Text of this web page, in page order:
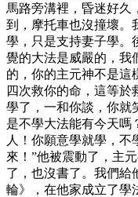
馬路旁溝裡，昏迷好久
到，摩托車也沒撞壞。
學，只是支持妻子學。
覺的大法是威嚴的，我
的，你的主元神不是這
四次救你的命，這等於
學了，一和你談，你就
是不學大法能有今天嗎
人！你願意學就學，不
來！”他被震動了，主
了，也沒書了。我們給
輪》，在他家成立了學